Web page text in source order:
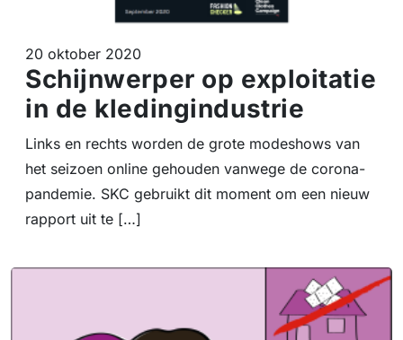
20 oktober 2020
Schijnwerper op exploitatie
in de kledingindustrie
Links en rechts worden de grote modeshows van
het seizoen online gehouden vanwege de corona-
pandemie. SKC gebruikt dit moment om een nieuw
rapport uit te […]